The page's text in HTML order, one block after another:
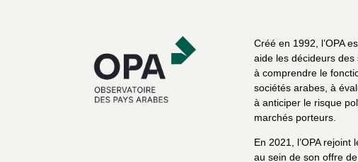
Créé en 1992, l’OPA
aide les décideurs
à comprendre le
sociétés arabes, à
à anticiper le risque
marchés porteurs.
En 2021, l’OPA
au sein de son offre